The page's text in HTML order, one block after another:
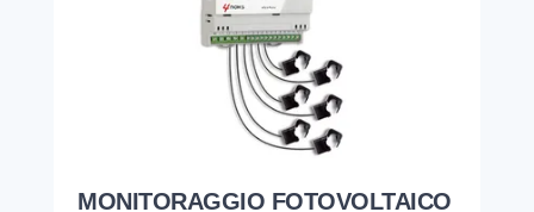
MONITORAGGIO FOTOVOLTAICO